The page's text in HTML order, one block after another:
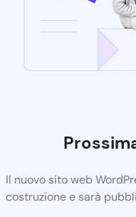
Il nuovo sito web
costruzione e sarà